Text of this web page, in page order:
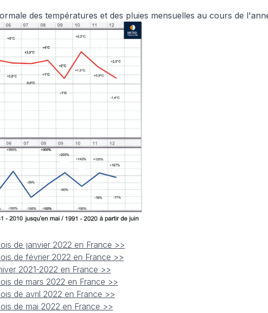
des températures et des pluies mensuelles au cours de
de janvier 2022 en France >>
de février 2022 en France >>
2021-2022 en France >>
de mars 2022 en France >>
de avril 2022 en France >>
de mai 2022 en France >>